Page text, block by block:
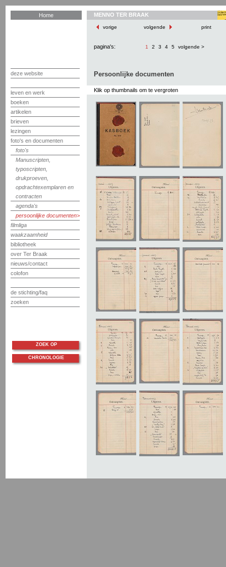
Home
deze website
leven en werk
boeken
artikelen
brieven
lezingen
foto's en documenten
foto's
Manuscripten,
typoscripten,
drukproeven,
opdrachtexemplaren en
contracten
agenda's
persoonlijke documenten
filmliga
waakzaamheid
bibliotheek
over Ter Braak
nieuws/contact
colofon
de stichting/faq
zoeken
MENNO TER BRAAK
vorige volgende print
pagina's: 1 2 3 4 5 volgende >
Persoonlijke documenten
Klik op thumbnails om te vergroten
ZOEK OP
CHRONOLOGIE